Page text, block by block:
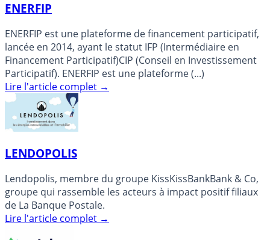
ENERFIP
ENERFIP est une plateforme de financement participatif,
lancée en 2014, ayant le statut IFP (Intermédiaire en
Financement Participatif)CIP (Conseil en Investissement
Participatif). ENERFIP est une plateforme (...)
Lire l'article complet →
LENDOPOLIS
Lendopolis, membre du groupe KissKissBankBank & Co,
groupe qui rassemble les acteurs à impact positif filiaux
de La Banque Postale.
Lire l'article complet →